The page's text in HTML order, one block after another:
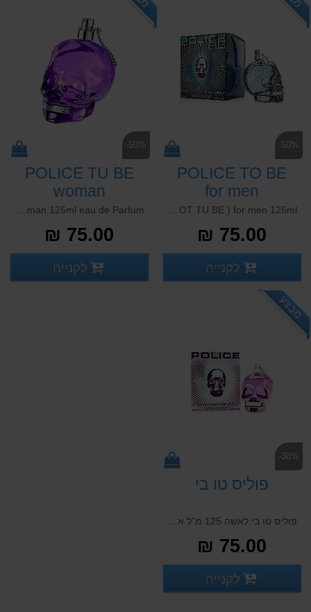
-50%
POLICE TO BE
for men
75.00 ₪
פרטים נוספים פרטים נוספים לקנייה
-50%
POLICE TU BE
woman
75.00 ₪
פרטים נוספים
לקנייה
מבצע
-38%
פוליס טו בי
75.00 ₪
פרטים נוספים
לקנייה